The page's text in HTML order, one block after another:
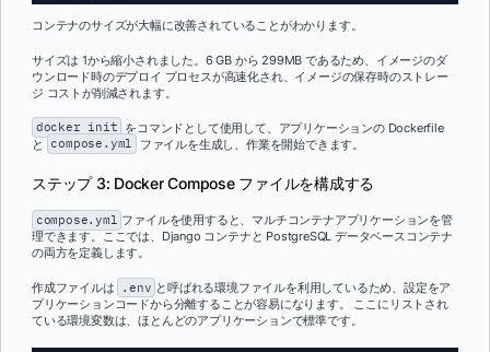
コンテナのサイズが大幅に改善されていることがわかります。
サイズは 1から縮小されました。6 GB から 299MB であるため、イメージのダ
ウンロード時のデプロイ プロセスが高速化され、イメージの保存時のストレー
ジ コストが削減されます。
docker init をコマンドとして使用して、アプリケーションの Dockerfile
と
compose.yml ファイルを生成し、作業を開始できます。
ステップ 3: Docker Compose ファイルを構成する
compose.yml ファイルを使用すると、マルチコンテナアプリケーションを管
理できます。ここでは、Django コンテナと PostgreSQL データベースコンテナ
の両方を定義します。
作成ファイルは .env と呼ばれる環境ファイルを利用しているため、設定をア
プリケーションコードから分離することが容易になります。 ここにリストされ
ている環境変数は、ほとんどのアプリケーションで標準です。